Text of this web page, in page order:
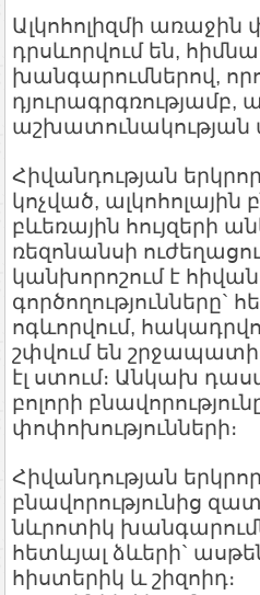
Ալկոհոլիզմի առաջին
դրսևորվում են,
խանգարումներով,
դյուրագրգռությամբ,
աշխատունակության
Հիվանդության
կոչված, ալկոհոլային
բևեռային հույզերի
ռեզոնանսի
կանխորոշում է
գործողությունները`
ոգևորվում,
շփվում են շրջապատի
էլ ստում։ Անկախ
բոլորի
փոփոխությունների։
Հիվանդության
բնավորությունից
նևրոտիկ
հետևյալ ձևերի`
հիստերիկ և շիզոիդ։